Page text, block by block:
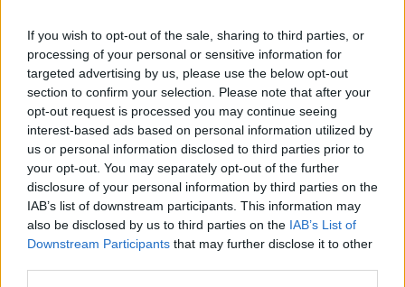
If you wish to opt-out of the sale, sharing to third parties, or
processing of your personal or sensitive information for
targeted advertising by us, please use the below opt-out
section to confirm your selection. Please note that after your
opt-out request is processed you may continue seeing
interest-based ads based on personal information utilized by
us or personal information disclosed to third parties prior to
your opt-out. You may separately opt-out of the further
disclosure of your personal information by third parties on the
IAB’s list of downstream participants. This information may
also be disclosed by us to third parties on the IAB’s List of
Downstream Participants that may further disclose it to other
Ο Πάπας Λέων ΙΔ’ και η εγκύκλιος για την
Τεχνητή Νοημοσύνη, τη δημοκρατία και τη
συγκέντρωση ισχύος
02.06.26
Στην πρώτη του εγκύκλιο "Magnifica Humanitas", ο Πάπας
Λέων ΙΔ’ χρησιμοποιεί την ΤΝ ως αφετηρία για να
καταγγείλει την ανισότητα, τον πόλεμο, τη διάβρωση της
δημοκρατίας και τη συγκέντρωση εξουσίας σε